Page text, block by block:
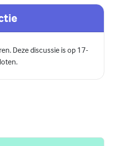
Deze discussie is op 17-